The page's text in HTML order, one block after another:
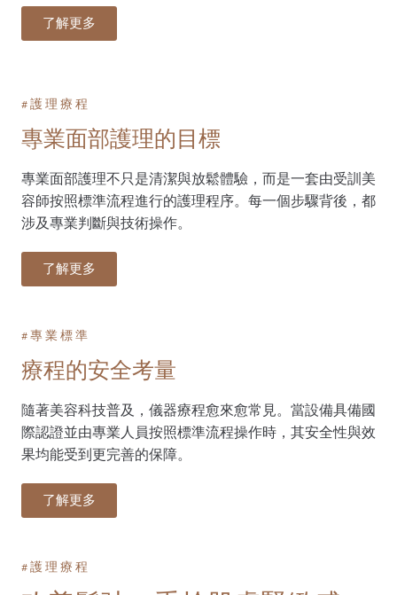
了解更多
#護理療程​
專業面部護理的目標
專業面部護理不只是清潔與放鬆體驗，而是一套由受訓美
容師按照標準流程進行的護理程序。每一個步驟背後，都
涉及專業判斷與技術操作。
了解更多
#專業標準
療程的安全考量
隨著美容科技普及，儀器療程愈來愈常見。當設備具備國
際認證並由專業人員按照標準流程操作時，其安全性與效
果均能受到更完善的保障。
了解更多
# 護 理 療 程